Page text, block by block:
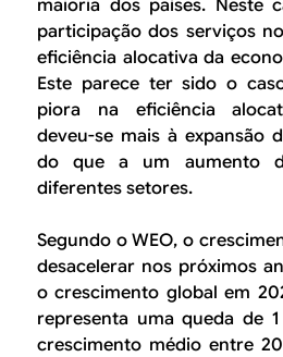
maioria dos países. Neste
participação dos serviços
eficiência alocativa da
Este parece ter sido o
piora na eficiência
deveu-se mais à expansão
do que a um aumento
diferentes setores.
Segundo o WEO, o
desacelerar nos próximos
o crescimento global em
representa uma queda de
crescimento médio entre